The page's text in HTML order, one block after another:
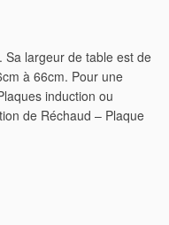
Sa largeur de table est de
à 66cm. Pour une
induction ou
de Réchaud – Plaque